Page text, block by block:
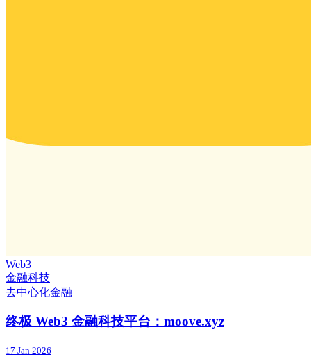
Web3
金融科技
去中心化金融
终极 Web3 金融科技平台：moove.xyz
17 Jan 2026